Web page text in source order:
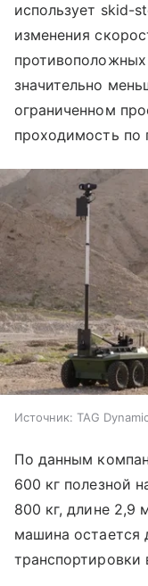
использует skid-
изменения
значительно
ограниченном
проходимость по
Источник: TAG
По данным
600 кг полезной
800 кг, длине 2,9
машина остается
транспортировки